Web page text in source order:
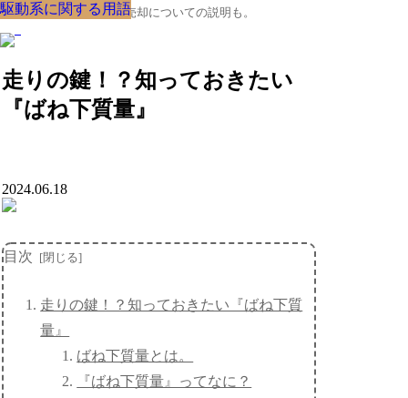
クルマの大辞典、購入･売却についての説明も。
走りの鍵！？知っておきたい
『ばね下質量』
駆動系に関する用語
2024.06.18
目次
走りの鍵！？知っておきたい『ばね下質
量』
ばね下質量とは。
『ばね下質量』ってなに？
駆動系に関する用語
駆動系に関する用語
駆動系に関する用語
駆動系に関する用語
駆動系に関する用語
駆動系に関する用語
駆動系に関する用語
駆動系に関する用語